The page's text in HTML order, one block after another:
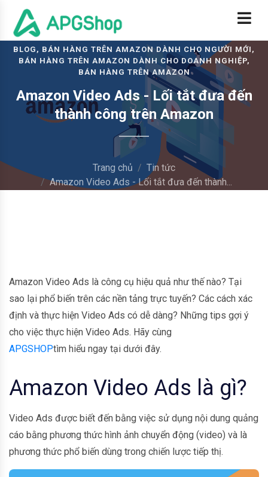
BLOG, BÁN HÀNG TRÊN AMAZON DÀNH CHO NGƯỜI MỚI,
BÁN HÀNG TRÊN AMAZON DÀNH CHO DOANH NGHIỆP,
BÁN HÀNG TRÊN AMAZON
Amazon Video Ads - Lối tắt đưa đến
thành công trên Amazon
Trang chủ
Tin tức
Amazon Video Ads - Lối tắt đưa đến thành...
Amazon Video Ads là công cụ hiệu quả như thế nào? Tại
sao lại phổ biến trên các nền tảng trực tuyến? Các cách xác
định và thực hiện Video Ads có dễ dàng? Những tips gợi ý
cho việc thực hiện Video Ads. Hãy cùng
APGSHOPtìm hiểu ngay tại dưới đây.
Amazon Video Ads là gì?
Video Ads được biết đến bằng việc sử dụng nội dung quảng
cáo bằng phương thức hình ảnh chuyển động (video) và là
phương thức phổ biến dùng trong chiến lược tiếp thị.